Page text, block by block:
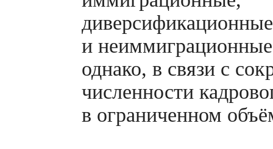
диверсификационные
и
однако, в связи с
численности
в ограниченном